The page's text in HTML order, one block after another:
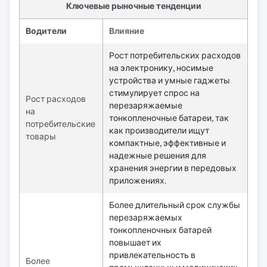
Ключевые рыночные тенденции
Водители Влияние
Рост расходов
на
потребительские
товары
Рост потребительских расходов
на электронику, носимые
устройства и умные гаджеты
стимулирует спрос на
перезаряжаемые
тонкопленочные батареи, так
как производители ищут
компактные, эффективные и
надежные решения для
хранения энергии в передовых
приложениях.
Более
Более длительный срок службы
перезаряжаемых
тонкопленочных батарей
повышает их
привлекательность в